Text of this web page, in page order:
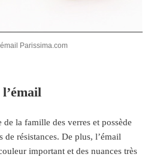
Parissima.com
la famille des verres et possède
de résistances. De plus, l’émail
important et des nuances très